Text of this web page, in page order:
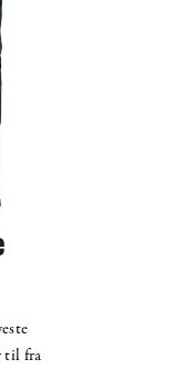
til fra